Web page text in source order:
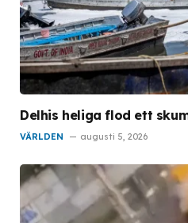
Delhis heliga flod ett
VÄRLDEN augusti 5, 2026